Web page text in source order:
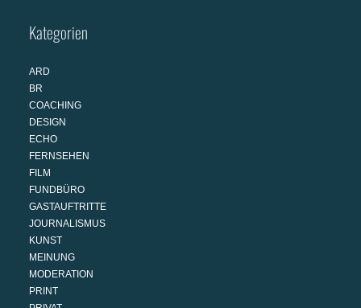
Kategorien
ARD
BR
COACHING
DESIGN
ECHO
FERNSEHEN
FILM
FUNDBÜRO
GASTAUFTRITTE
JOURNALISMUS
KUNST
MEINUNG
MODERATION
PRINT